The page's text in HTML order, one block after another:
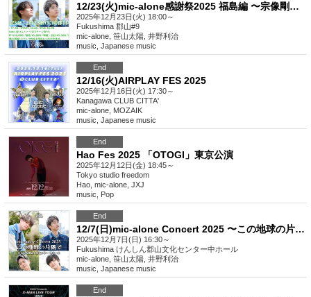
12/23(火)mic-alone感謝祭2025 福島編 〜宗像剛輝卒業公演〜
2025年12月23日(火) 18:00～
Fukushima 郡山#9
mic-alone, 笹山太陽, 井野利治
music Japanese music
End
12/16(火)AIRPLAY FES 2025
2025年12月16日(火) 17:30～
Kanagawa CLUB CITTA'
mic-alone, MOZAIK
music Japanese music
End
Hao Fes 2025 「OTOGI」東京公演
2025年12月12日(金) 18:45～
Tokyo studio freedom
Hao, mic-alone, JXJ
music
Pop
End
12/7(日)mic-alone Concert 2025 〜この地球の片隅で〜
2025年12月7日(日) 16:30～
Fukushima けんしん郡山文化センター中ホール
mic-alone, 笹山太陽, 井野利治
music Japanese music
End